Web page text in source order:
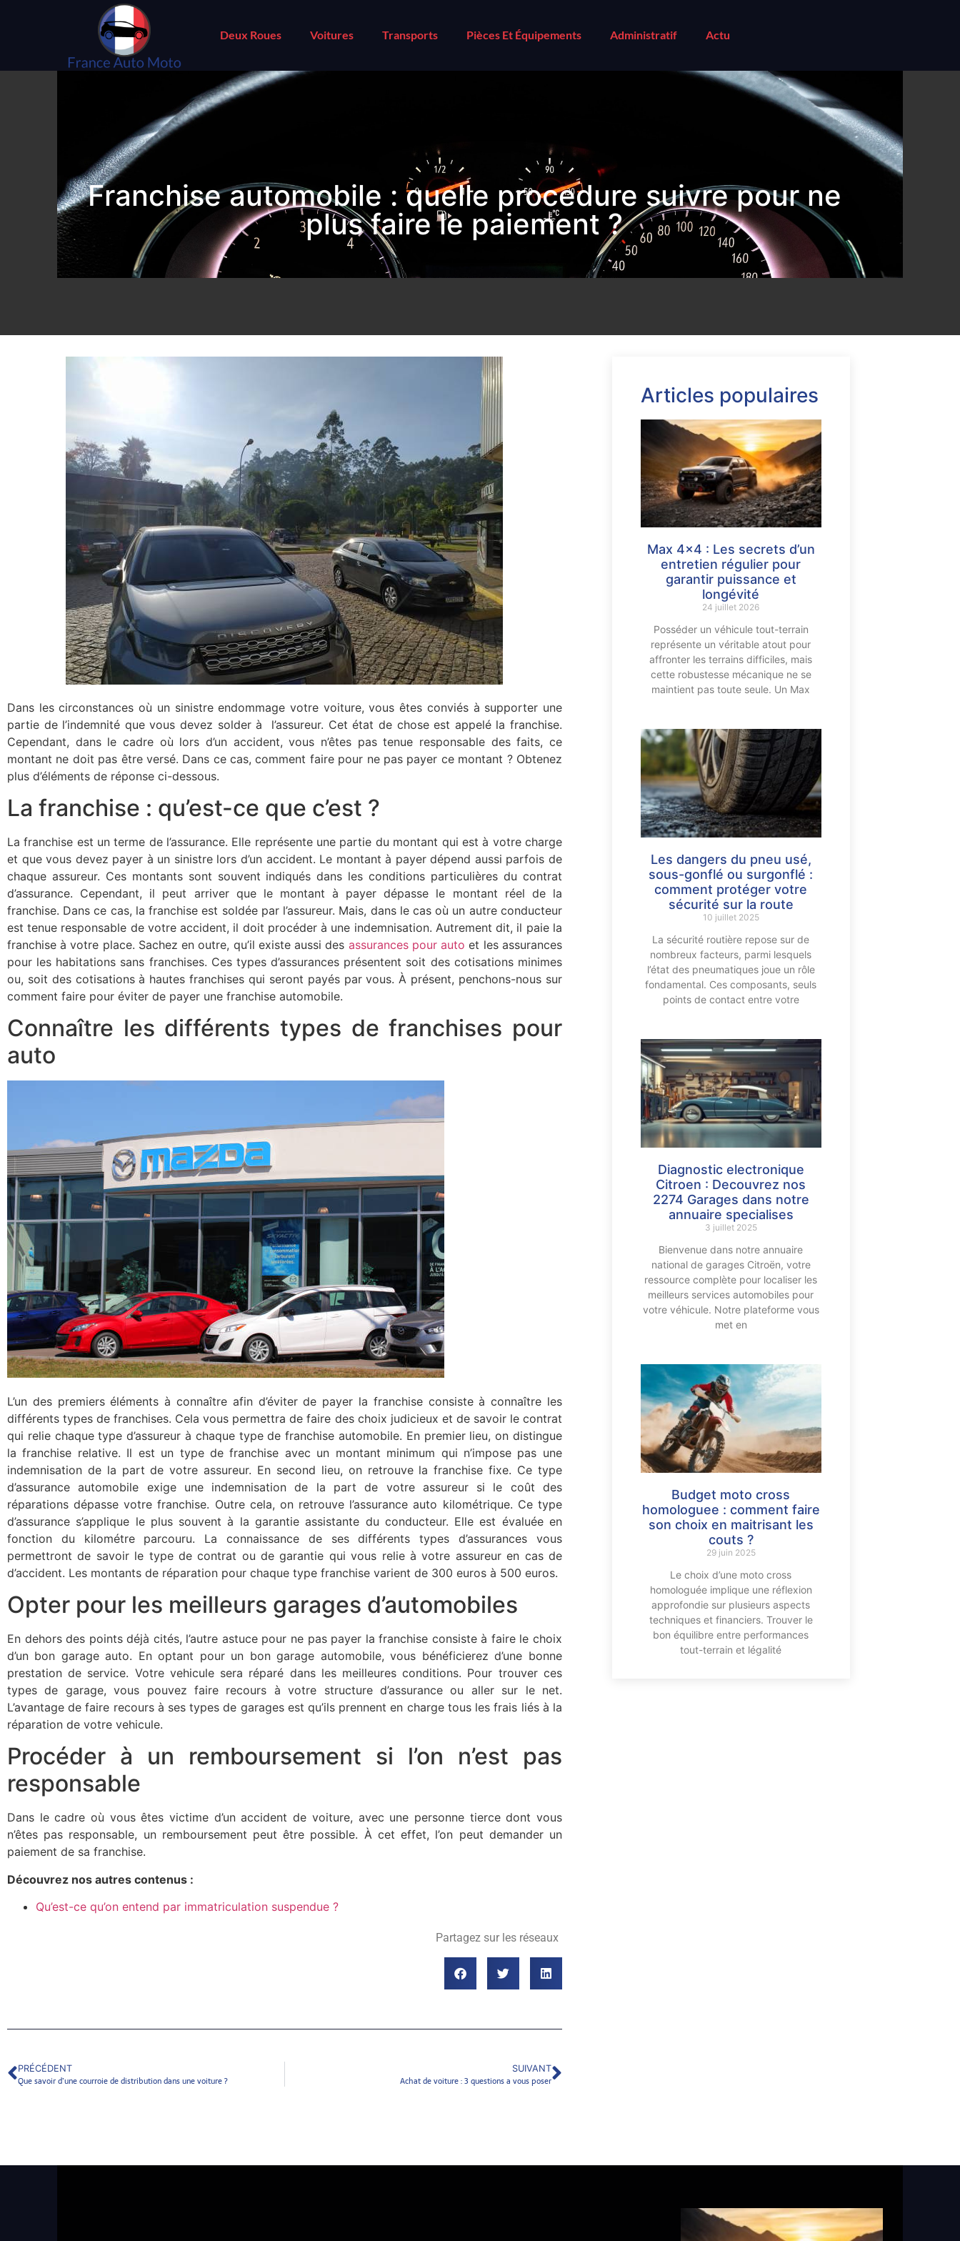
Deux Roues Voitures Transports Pièces Et Équipements Administratif Actu
Franchise automobile : quelle procedure suivre pour ne
plus faire le paiement ?
Dans les circonstances où un sinistre endommage votre voiture, vous êtes conviés à supporter une
partie de l’indemnité que vous devez solder à l’assureur. Cet état de chose est appelé la franchise.
Cependant, dans le cadre où lors d’un accident, vous n’êtes pas tenue responsable des faits, ce
montant ne doit pas être versé. Dans ce cas, comment faire pour ne pas payer ce montant ? Obtenez
plus d’éléments de réponse ci-dessous.
La franchise : qu’est-ce que c’est ?
La franchise est un terme de l’assurance. Elle représente une partie du montant qui est à votre charge
et que vous devez payer à un sinistre lors d’un accident. Le montant à payer dépend aussi parfois de
chaque assureur. Ces montants sont souvent indiqués dans les conditions particulières du contrat
d’assurance. Cependant, il peut arriver que le montant à payer dépasse le montant réel de la
franchise. Dans ce cas, la franchise est soldée par l’assureur. Mais, dans le cas où un autre conducteur
est tenue responsable de votre accident, il doit procéder à une indemnisation. Autrement dit, il paie la
franchise à votre place. Sachez en outre, qu’il existe aussi des assurances pour auto et les assurances
pour les habitations sans franchises. Ces types d’assurances présentent soit des cotisations minimes
ou, soit des cotisations à hautes franchises qui seront payés par vous. À présent, penchons-nous sur
comment faire pour éviter de payer une franchise automobile.
Connaître les différents types de franchises pour
auto
L’un des premiers éléments à connaître afin d’éviter de payer la franchise consiste à connaître les
différents types de franchises. Cela vous permettra de faire des choix judicieux et de savoir le contrat
qui relie chaque type d’assureur à chaque type de franchise automobile. En premier lieu, on distingue
la franchise relative. Il est un type de franchise avec un montant minimum qui n’impose pas une
indemnisation de la part de votre assureur. En second lieu, on retrouve la franchise fixe. Ce type
d’assurance automobile exige une indemnisation de la part de votre assureur si le coût des
réparations dépasse votre franchise. Outre cela, on retrouve l’assurance auto kilométrique. Ce type
d’assurance s’applique le plus souvent à la garantie assistante du conducteur. Elle est évaluée en
fonction du kilométre parcouru. La connaissance de ses différents types d’assurances vous
permettront de savoir le type de contrat ou de garantie qui vous relie à votre assureur en cas de
d’accident. Les montants de réparation pour chaque type franchise varient de 300 euros à 500 euros.
Opter pour les meilleurs garages d’automobiles
En dehors des points déjà cités, l’autre astuce pour ne pas payer la franchise consiste à faire le choix
d’un bon garage auto. En optant pour un bon garage automobile, vous bénéficierez d’une bonne
prestation de service. Votre vehicule sera réparé dans les meilleures conditions. Pour trouver ces
types de garage, vous pouvez faire recours à votre structure d’assurance ou aller sur le net.
L’avantage de faire recours à ses types de garages est qu’ils prennent en charge tous les frais liés à la
réparation de votre vehicule.
Procéder à un remboursement si l’on n’est pas
responsable
Dans le cadre où vous êtes victime d’un accident de voiture, avec une personne tierce dont vous
n’êtes pas responsable, un remboursement peut être possible. À cet effet, l’on peut demander un
paiement de sa franchise.
Découvrez nos autres contenus :
Qu’est-ce qu’on entend par immatriculation suspendue ?
Partagez sur les réseaux
PRÉCÉDENT
Que savoir d’une courroie de distribution dans une voiture ?
SUIVANT
Achat de voiture : 3 questions a vous poser
Articles populaires
Max 4×4 : Les secrets d’un
entretien régulier pour
garantir puissance et
longévité
24 juillet 2026
Posséder un véhicule tout-terrain
représente un véritable atout pour
affronter les terrains difficiles, mais
cette robustesse mécanique ne se
maintient pas toute seule. Un Max
Les dangers du pneu usé,
sous-gonflé ou surgonflé :
comment protéger votre
sécurité sur la route
10 juillet 2025
La sécurité routière repose sur de
nombreux facteurs, parmi lesquels
l’état des pneumatiques joue un rôle
fondamental. Ces composants, seuls
points de contact entre votre
Diagnostic electronique
Citroen : Decouvrez nos
2274 Garages dans notre
annuaire specialises
3 juillet 2025
Bienvenue dans notre annuaire
national de garages Citroën, votre
ressource complète pour localiser les
meilleurs services automobiles pour
votre véhicule. Notre plateforme vous
met en
Budget moto cross
homologuee : comment faire
son choix en maitrisant les
couts ?
29 juin 2025
Le choix d’une moto cross
homologuée implique une réflexion
approfondie sur plusieurs aspects
techniques et financiers. Trouver le
bon équilibre entre performances
tout-terrain et légalité